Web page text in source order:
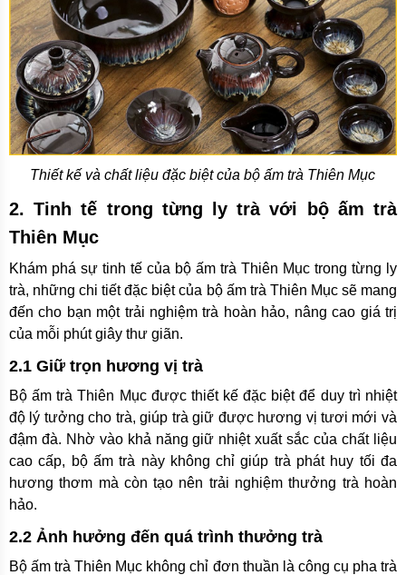
Thiết kế và chất liệu đặc biệt của bộ ấm trà Thiên Mục
2. Tinh tế trong từng ly trà với bộ ấm trà
Thiên Mục
Khám phá sự tinh tế của bộ ấm trà Thiên Mục trong từng ly
trà, những chi tiết đặc biệt của bộ ấm trà Thiên Mục sẽ mang
đến cho bạn một trải nghiệm trà hoàn hảo, nâng cao giá trị
của mỗi phút giây thư giãn.
2.1 Giữ trọn hương vị trà
Bộ ấm trà Thiên Mục được thiết kế đặc biệt để duy trì nhiệt
độ lý tưởng cho trà, giúp trà giữ được hương vị tươi mới và
đậm đà. Nhờ vào khả năng giữ nhiệt xuất sắc của chất liệu
cao cấp, bộ ấm trà này không chỉ giúp trà phát huy tối đa
hương thơm mà còn tạo nên trải nghiệm thưởng trà hoàn
hảo.
2.2 Ảnh hưởng đến quá trình thưởng trà
Bộ ấm trà Thiên Mục không chỉ đơn thuần là công cụ pha trà